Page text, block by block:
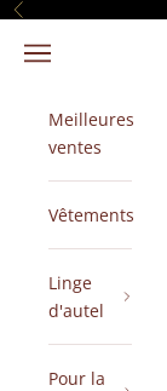
Passer au contenu
Précédent
Menu
Meilleures
ventes
Vêtements
Linge
d'autel
Pour la